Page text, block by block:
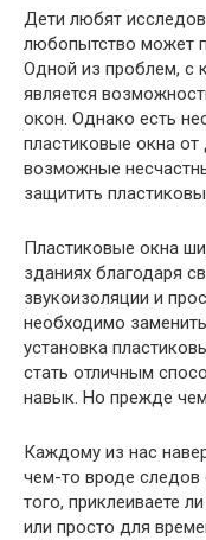
Дети любят
любопытство может
Одной из проблем, с
является
окон. Однако есть
пластиковые окна от
возможные
защитить
Пластиковые окна
зданиях благодаря
звукоизоляции и
необходимо
установка
стать отличным
навык. Но прежде
Каждому из нас
чем-то вроде следов
того, приклеиваете
или просто для